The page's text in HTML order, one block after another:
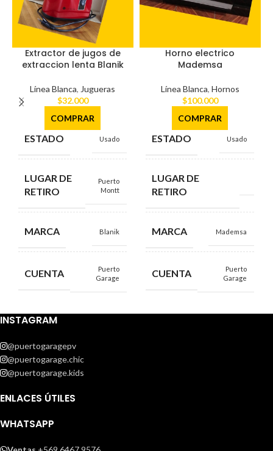
Extractor de jugos de
extraccion lenta Blanik
Línea Blanca,Jugueras
$32.000
COMPRAR
ESTADO Usado
LUGAR DE
RETIRO
Puerto
Montt
MARCA Blanik
CUENTA
Puerto
Garage
Horno electrico
Mademsa
Línea Blanca, Hornos
$100.000
COMPRAR
ESTADO Usado
LUGAR DE
RETIRO
MARCA Mademsa
CUENTA
Puerto
Garage
INSTAGRAM
@puertogaragepv
@puertogarage.chic
@puertogarage.kids
ENLACES ÚTILES
WHATSAPP